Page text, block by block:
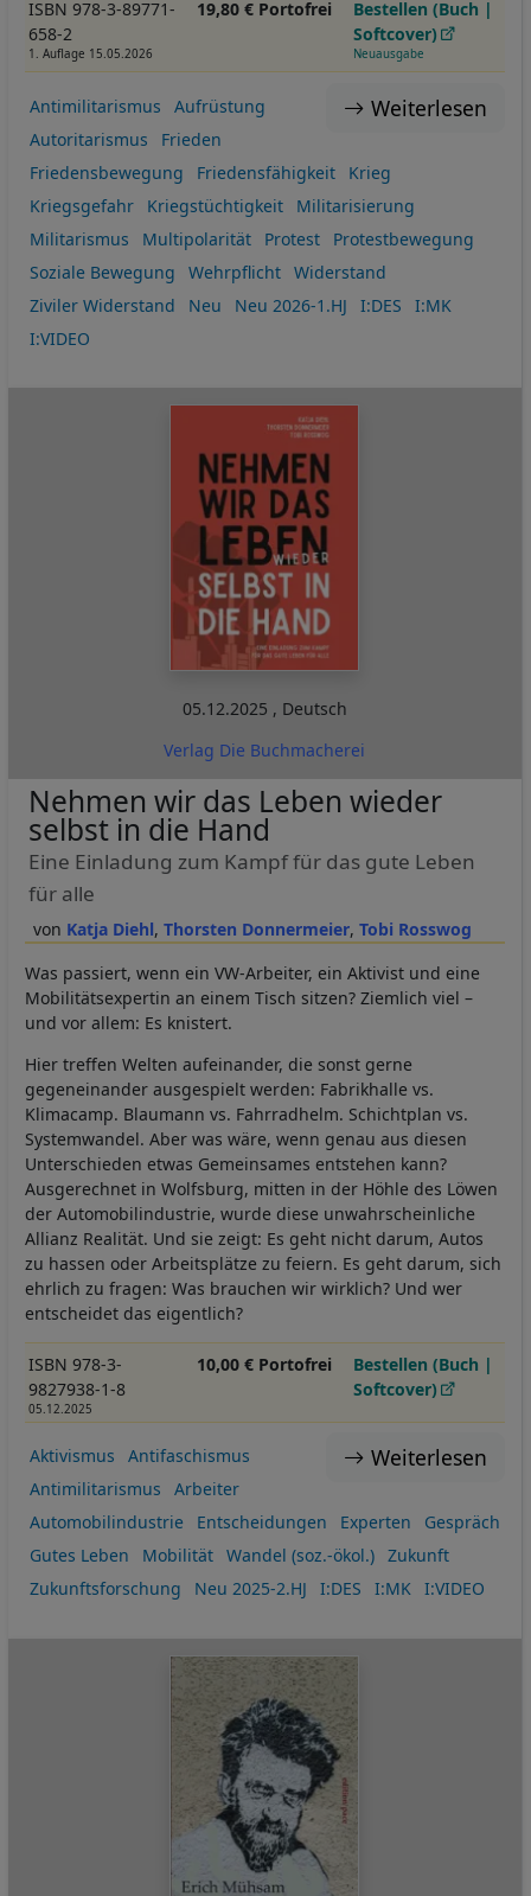
ISBN 978-3-89771-
658-2
1. Auflage 15.05.2026
19,80 € Portofrei
Bestellen (Buch |
Softcover)
Neuausgabe
Weiterlesen
Antimilitarismus
Aufrüstung
Autoritarismus
Frieden
Friedensbewegung
Friedensfähigkeit
Krieg
Kriegsgefahr
Kriegstüchtigkeit
Militarisierung
Militarismus
Multipolarität Protest
Protestbewegung
Soziale Bewegung
Wehrpflicht
Widerstand
Ziviler Widerstand
Neu Neu 2026-1.HJ I:DES
I:MK
I:VIDEO
05.12.2025 , Deutsch
Verlag Die Buchmacherei
Katja Diehl Thorsten Donnermeier Tobi Rosswog
Nehmen wir das Leben wieder
selbst in die Hand
Eine Einladung zum Kampf für das gute Leben
für alle
Was passiert, wenn ein VW-Arbeiter, ein Aktivist und eine
Mobilitätsexpertin an einem Tisch sitzen? Ziemlich viel –
und vor allem: Es knistert.
Hier treffen Welten aufeinander, die sonst gerne
gegeneinander ausgespielt werden: Fabrikhalle vs.
Klimacamp. Blaumann vs. Fahrradhelm. Schichtplan vs.
Systemwandel. Aber was wäre, wenn genau aus diesen
Unterschieden etwas Gemeinsames entstehen kann?
Ausgerechnet in Wolfsburg, mitten in der Höhle des Löwen
der Automobilindustrie, wurde diese unwahrscheinliche
Allianz Realität. Und sie zeigt: Es geht nicht darum, Autos
zu hassen oder Arbeitsplätze zu feiern. Es geht darum, sich
ehrlich zu fragen: Was brauchen wir wirklich? Und wer
entscheidet das eigentlich?
ISBN 978-3-
9827938-1-8
05.12.2025
10,00 € Portofrei
Bestellen (Buch |
Softcover)
Weiterlesen
Aktivismus
Antifaschismus
Antimilitarismus
Arbeiter
Automobilindustrie
Entscheidungen Experten
Gespräch
Gutes Leben
Mobilität Wandel (soz.-ökol.)
Zukunft
Zukunftsforschung
Neu 2025-2.HJ I:DES I:MK I:VIDEO